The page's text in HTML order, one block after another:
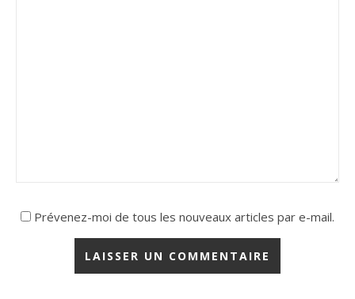
Prévenez-moi de tous les nouveaux articles par e-mail.